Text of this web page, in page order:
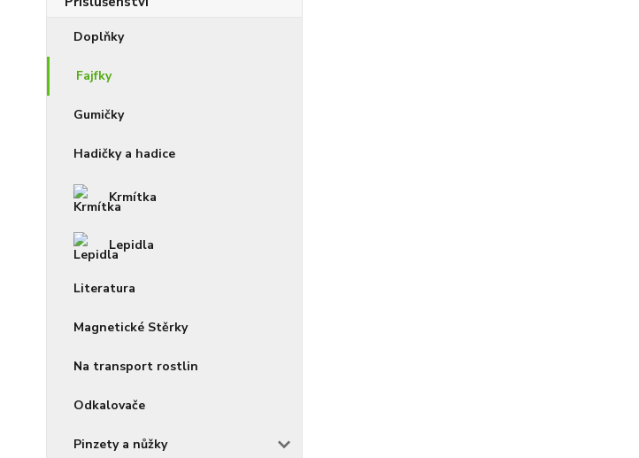
Doplňky
Fajfky
Gumičky
Hadičky a hadice
Krmítka
Lepidla
Literatura
Magnetické Stěrky
Na transport rostlin
Odkalovače
Pinzety a nůžky